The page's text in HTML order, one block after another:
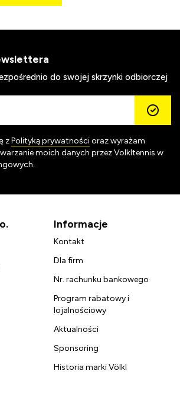
do swojej skrzynki odbiorczej
zPolityką prywatnościoraz wyrażam
moich danych przez Volkltennis w
Informacje
Kontakt
Dla firm
Nr. rachunku bankowego
Program rabatowy i
lojalnościowy
Aktualności
Sponsoring
Historia marki Völkl